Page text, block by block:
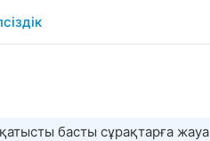
басты сұрақтарға